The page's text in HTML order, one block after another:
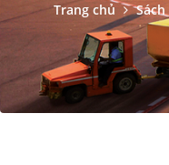
Trang chủ